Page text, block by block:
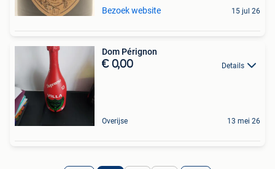
Bezoek website 15 jul 26
Dom Pérignon
€ 0,00 Details
Overijse 13 mei 26